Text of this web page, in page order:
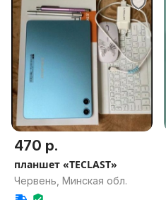
470 р.
планшет «TECLAST»
Червень, Минская обл.